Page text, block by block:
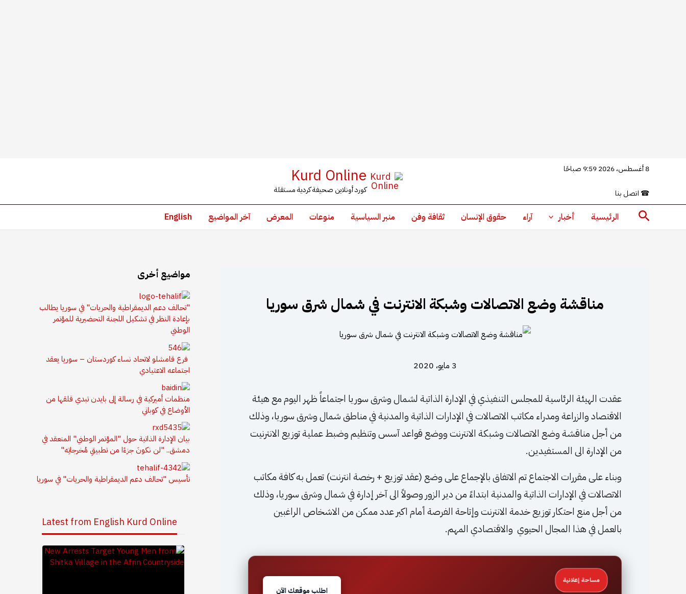
المحتوى
8 أغسطس، 2026 9:59 صباحًا
☎ اتصل بنا
Kurd Online
كورد أونلاين صحيفة كردية مستقلة
البحث الرئيسية أخبار آراء حقوق الإنسان ثقافة وفن منبر السياسية منوعات المعرض آخر المواضيع English
مناقشة وضع الاتصالات وشبكة الانترنت في شمال شرق سوريا
3 مايو، 2020
عقدت الهيئة الرئاسية للمجلس التنفيذي في الإدارة الذاتية لشمال وشرق سوريا اجتماعاً ظهر اليوم مع هيئة
الاقتصاد والزراعة ومدراء مكاتب الاتصالات في الإدارات الذاتية والمدنية في مناطق شمال وشرق سوريا، وذلك
من أجل مناقشة وضع الاتصالات وشبكة الانترنت ووضع قواعد آسس وتنظيم وضبط عملية توزيع الانترنيت
من الإدارة الى المستفيدين.
وبناء على مقررات الاجتماع تم الاتفاق بالإجماع على وضع (عقد توزيع + رخصة انترنت) تعمل به كافة مكاتب
الاتصالات في الإدارات الذاتية والمدنية ابتداءً من دير الزور وصولاً الى آخر إدارة في شمال وشرق سوريا، وذلك
من أجل منع احتكار توزيع خدمة الانترنت وإتاحة الفرصة أمام اكبر عدد ممكن من الاشخاص الراغبين
بالعمل في هذا المجال الحيوي والاقتصادي المهم.
مساحة إعلانية
اطلب موقعك الآن
مواضيع أخرى
"تحالف دعم الديمقراطية والحريات" في سوريا يطالب
بإعادة النظر في تشكيل اللجنة التحضيرية للمؤتمر
الوطني
فرع قامشلو لاتحاد نساء كوردستان – سوريا يعقد
اجتماعه الاعتيادي
منظمات أميركية في رسالة إلى بايدن تبدي قلقها من
الأوضاع في كوباني
بيان الإدارة الذاتية حول "المؤتمر الوطني" المنعقد في
دمشق.. "لن نكونَ جزءًا من تطبيقِ مُخرجاتِه"
تأسيس "تحالف دعم الديمقراطية والحريات" في سوريا
Latest from English Kurd Online